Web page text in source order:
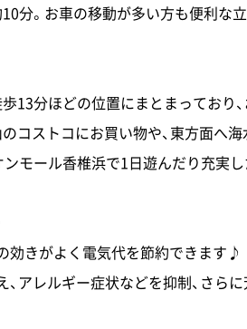
分。お車の移動が多い方も便利な立
歩13分ほどの位置にまとまっており
コストコにお買い物や、東方面へ海
モール香椎浜で1日遊んだり充実し
効きがよく電気代を節約できます♪
、アレルギー症状などを抑制、さら